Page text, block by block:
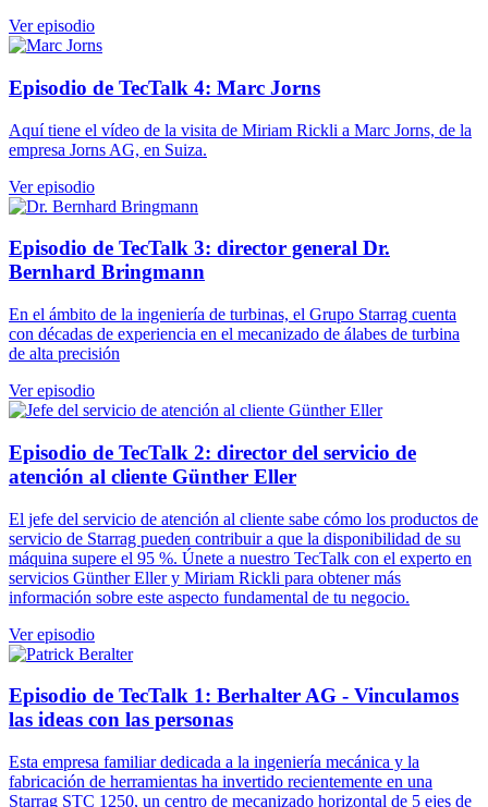
Ver episodio
Episodio de TecTalk 4: Marc Jorns
Aquí tiene el vídeo de la visita de Miriam Rickli a Marc Jorns, de la
empresa Jorns AG, en Suiza.
Ver episodio
Episodio de TecTalk 3: director general Dr.
Bernhard Bringmann
En el ámbito de la ingeniería de turbinas, el Grupo Starrag cuenta
con décadas de experiencia en el mecanizado de álabes de turbina
de alta precisión
Ver episodio
Episodio de TecTalk 2: director del servicio de
atención al cliente Günther Eller
El jefe del servicio de atención al cliente sabe cómo los productos de
servicio de Starrag pueden contribuir a que la disponibilidad de su
máquina supere el 95 %. Únete a nuestro TecTalk con el experto en
servicios Günther Eller y Miriam Rickli para obtener más
información sobre este aspecto fundamental de tu negocio.
Ver episodio
Episodio de TecTalk 1: Berhalter AG - Vinculamos
las ideas con las personas
Esta empresa familiar dedicada a la ingeniería mecánica y la
fabricación de herramientas ha invertido recientemente en una
Starrag STC 1250, un centro de mecanizado horizontal de 5 ejes de